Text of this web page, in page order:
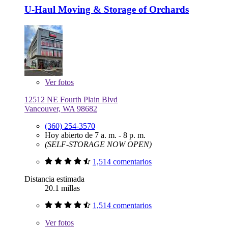
U-Haul Moving & Storage of Orchards
Verfotos
12512 NE Fourth Plain Blvd
Vancouver, WA 98682
(360) 254-3570
Hoy abierto de 7 a. m. - 8 p. m.
(SELF-STORAGE NOW OPEN)
1,514 comentarios
Distancia estimada
20.1 millas
1,514 comentarios
Verfotos